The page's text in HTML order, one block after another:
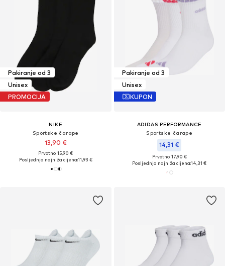
Pakiranje od 3
Unisex
PROMOCIJA
NIKE
Sportske čarape
13,90 €
Prvotno: 15,90 €
Posljednja najniža cijena:11,93 €
Pakiranje od 3
Unisex
KUPON
ADIDAS PERFORMANCE
Sportske čarape
14,31 €
Prvotno: 17,90 €
Posljednja najniža cijena:14,31 €